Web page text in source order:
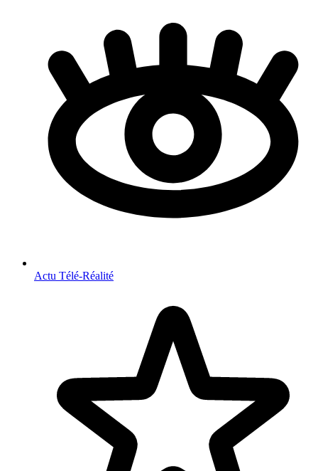
Actu Télé-Réalité